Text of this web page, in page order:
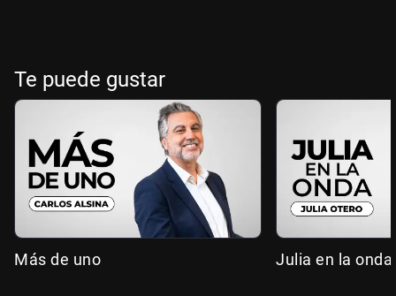
Te puede gustar
Más de uno Julia en la onda